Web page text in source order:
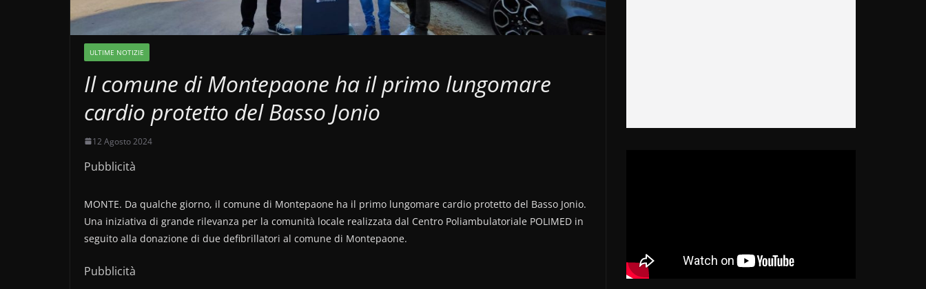
ULTIME NOTIZIE
Il comune di Montepaone ha il primo lungomare
cardio protetto del Basso Jonio
12 Agosto 2024
Pubblicità
MONTE. Da qualche giorno, il comune di Montepaone ha il primo lungomare cardio protetto del Basso Jonio.
Una iniziativa di grande rilevanza per la comunità locale realizzata dal Centro Poliambulatoriale POLIMED in
seguito alla donazione di due defibrillatori al comune di Montepaone.
Pubblicità